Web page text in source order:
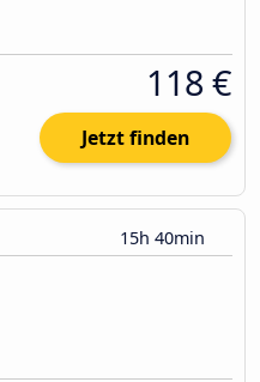
118 €
Jetzt finden
15h 40min